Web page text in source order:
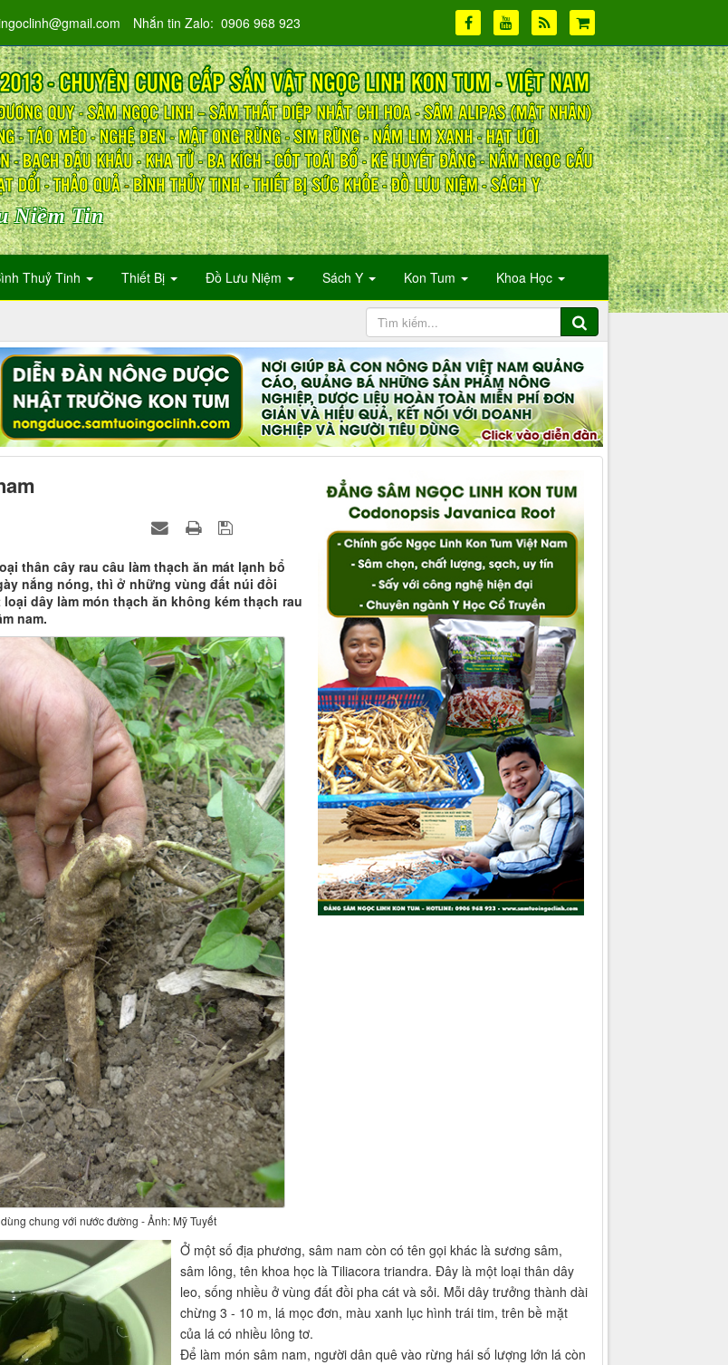
Niềm Tin
Thuỷ Tinh Thiết Bị Đồ Lưu Niệm Sách Y Kon Tum Khoa Học
Nhắn tin Zalo: 0906 968 923
thân cây rau câu làm thạch ăn mát lạnh bổ
nắng nóng, thì ở những vùng đất núi đồi
dây làm món thạch ăn không kém thạch rau
nam.
chung với nước đường - Ảnh: Mỹ Tuyết
Ở một số địa phương, sâm nam còn có tên gọi khác là sương sâm,
sâm lông, tên khoa học là Tiliacora triandra. Đây là một loại thân dây
leo, sống nhiều ở vùng đất đồi pha cát và sỏi. Mỗi dây trưởng thành dài
chừng 3 - 10 m, lá mọc đơn, màu xanh lục hình trái tim, trên bề mặt
của lá có nhiều lông tơ.
Để làm món sâm nam, người dân quê vào rừng hái số lượng lớn lá còn